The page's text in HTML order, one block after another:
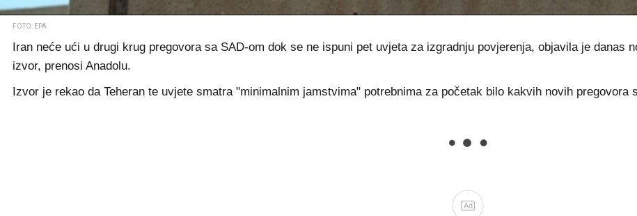
FOTO: EPA
Iran neće ući u drugi krug pregovora sa SAD-om dok se ne ispuni pet uvjeta za izgradnju povjerenja, objavila je danas
izvor, prenosi Anadolu.
Izvor je rekao da Teheran te uvjete smatra "minimalnim jamstvima" potrebnima za početak bilo kakvih novih pregovora
Ad